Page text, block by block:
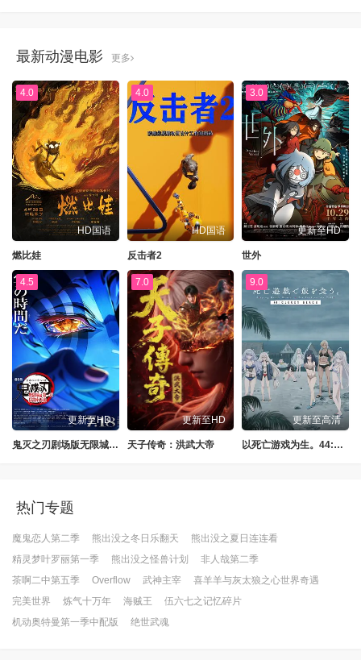
最新动漫电影 更多
4.0
HD国语
燃比娃
4.0
HD国语
反击者2
3.0
更新至HD
世外
4.5
更新至HD
鬼灭之刃剧场版无限城篇第一章猗窝座再来
7.0
更新至HD
天子传奇：洪武大帝
9.0
更新至高清
以死亡游戏为生。44:CLOUDYBEACH
热门专题
魔鬼恋人第二季 熊出没之冬日乐翻天
熊出没之夏日连连看
精灵梦叶罗丽第一季
熊出没之怪兽计划
非人哉第二季
茶啊二中第五季
Overflow 武神主宰
喜羊羊与灰太狼之心世界奇遇
完美世界
炼气十万年 海贼王
伍六七之记忆碎片
机动奥特曼第一季中配版
绝世武魂